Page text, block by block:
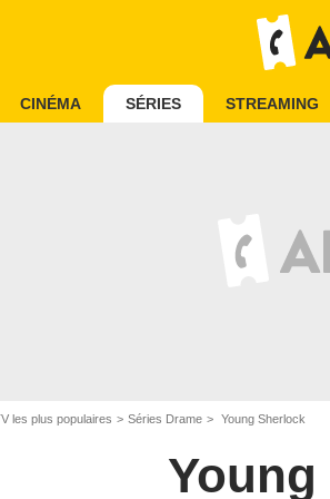
CINÉMA SÉRIES STREAMING
les plus populaires Séries Drame Young Sherlock